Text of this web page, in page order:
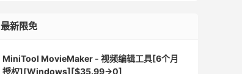
最新限免
MiniTool MovieMaker - 视频编辑工具[6个月
授权][Windows][$35.99→0]